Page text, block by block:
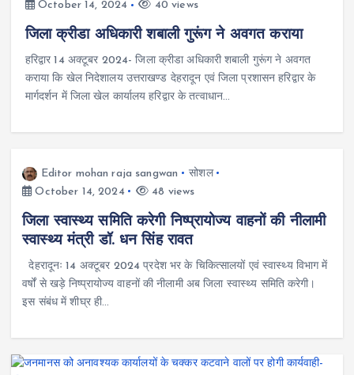
October 14, 2024
40 views
जिला क्रीडा अधिकारी शबाली गुरूंग ने अवगत कराया
हरिद्वार 14 अक्टूबर 2024- जिला क्रीडा अधिकारी शबाली गुरूंग ने अवगत
कराया कि खेल निदेशालय उत्तराखण्ड देहरादून एवं जिला प्रशासन हरिद्वार के
मार्गदर्शन में जिला खेल कार्यालय हरिद्वार के तत्वाधान…
Editor mohan raja sangwan
सोशल
October 14, 2024
48 views
जिला स्वास्थ्य समिति करेगी निष्प्रायोज्य वाहनों की नीलामी
स्वास्थ्य मंत्री डॉ. धन सिंह रावत
देहरादूनः 14 अक्टूबर 2024 प्रदेश भर के चिकित्सालयों एवं स्वास्थ्य विभाग में
वर्षों से खड़े निष्प्रायोज्य वाहनों की नीलामी अब जिला स्वास्थ्य समिति करेगी।
इस संबंध में शीघ्र ही…